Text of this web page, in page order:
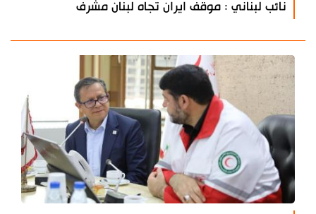
نائب لبناني : موقف ايران تجاه لبنان مشرف